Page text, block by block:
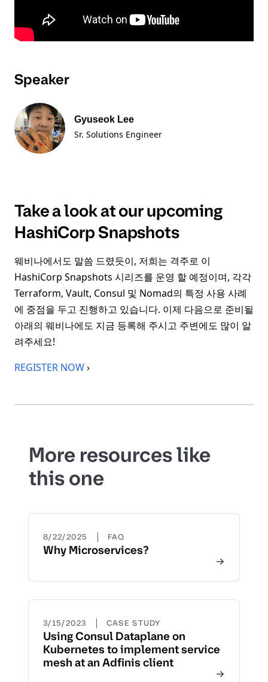
Speaker
Gyuseok Lee
Sr. Solutions Engineer
Take a look at our upcoming
HashiCorp Snapshots
웨비나에서도 말씀 드렸듯이, 저희는 격주로 이
HashiCorp Snapshots 시리즈를 운영 할 예정이며, 각각
Terraform, Vault, Consul 및 Nomad의 특정 사용 사례
에 중점을 두고 진행하고 있습니다. 이제 다음으로 준비될
아래의 웨비나에도 지금 등록해 주시고 주변에도 많이 알
려주세요!
REGISTER NOW›
More resources like
this one
8/22/2025 | FAQ
Why Microservices?
3/15/2023 | CASE STUDY
Using Consul Dataplane on
Kubernetes to implement service
mesh at an Adfinis client